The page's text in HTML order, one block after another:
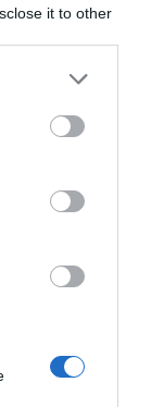
it to other
more Google
may click to
party tags to
below Google